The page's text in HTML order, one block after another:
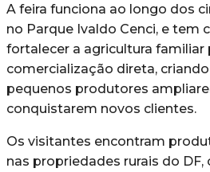
A feira funciona ao longo dos
no Parque Ivaldo Cenci, e tem
fortalecer a agricultura familiar
comercialização direta,
pequenos produtores
conquistarem novos clientes.
Os visitantes encontram
nas propriedades rurais do DF,